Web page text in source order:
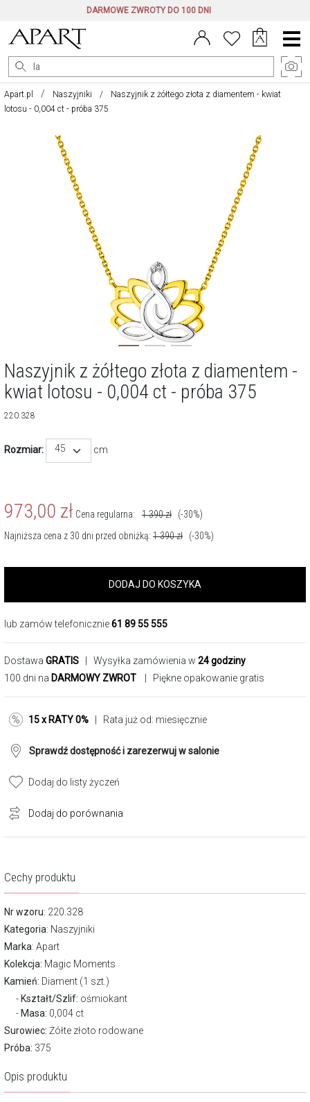
DARMOWE ZWROTY DO 100 DNI
Menu
główne
Apart.pl Naszyjniki
Naszyjnik z żółtego złota z diamentem - kwiat
lotosu - 0,004 ct - próba 375
Naszyjnik z żółtego złota z diamentem -
kwiat lotosu - 0,004 ct - próba 375
220.328
Rozmiar: 45 cm
973,00 zł Cena regularna: 1 390zł
(-30%)
Najniższa cena z 30 dni przed obniżką: 1 390zł (-30%)
DODAJ DO KOSZYKA
lub zamów telefonicznie61 89 55 555
Dostawa GRATIS | Wysyłka zamówienia w 24 godziny
100 dni na DARMOWY ZWROT | Piękne opakowanie gratis
15 x RATY 0% | Rata już od: miesięcznie
Sprawdź dostępność i zarezerwuj w salonie
Dodaj do listy życzeń
Dodaj do porównania
Cechy produktu
Nr wzoru: 220.328
Kategoria: Naszyjniki
Marka: Apart
Kolekcja: Magic Moments
Kamień: Diament (1 szt.)
Kształt/Szlif: ośmiokant
Masa: 0,004 ct
Surowiec: Żółte złoto rodowane
Próba: 375
Opis produktu